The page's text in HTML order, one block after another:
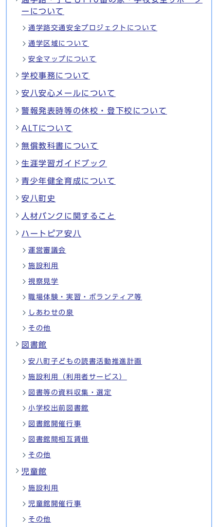
ーについて
通学路交通安全プロジェクトについて
通学区域について
安全マップについて
学校事務について
安八安心メールについて
警報発表時等の休校・登下校について
ALTについて
無償教科書について
生涯学習ガイドブック
青少年健全育成について
安八町史
人材バンクに関すること
ハートピア安八
運営審議会
施設利用
視察見学
職場体験・実習・ボランティア等
しあわせの泉
その他
図書館
安八町子どもの読書活動推進計画
施設利用（利用者サービス）
図書等の資料収集・選定
小学校出前図書館
図書館開催行事
図書館間相互賃借
その他
児童館
施設利用
児童館開催行事
その他